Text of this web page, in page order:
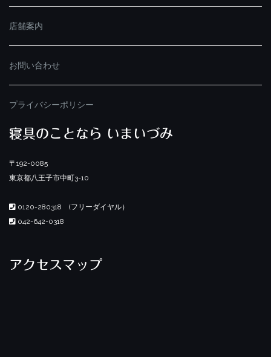
店舗案内
お問い合わせ
プライバシーポリシー
寝具のことなら いまいづみ
〒192-0085
東京都八王子市中町3-10
0120-280318 (フリーダイヤル）
042-642-0318
アクセスマップ